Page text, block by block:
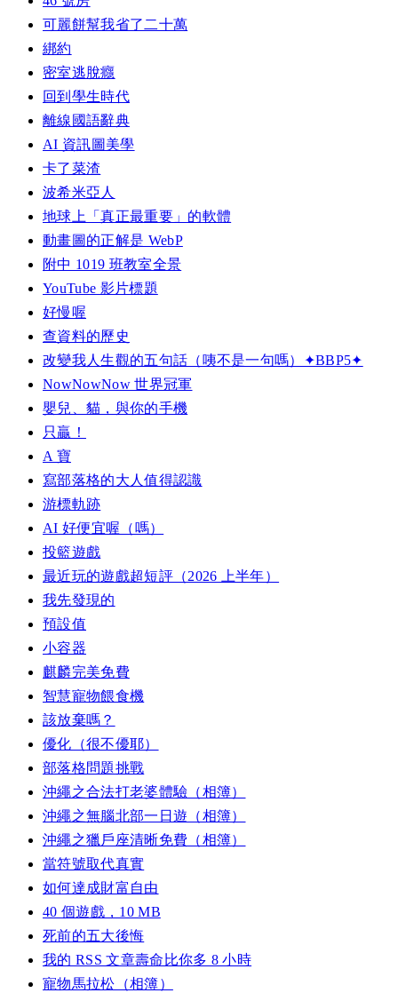
可麗餅幫我省了二十萬
綁約
密室逃脫癮
回到學生時代
離線國語辭典
AI 資訊圖美學
卡了菜渣
波希米亞人
地球上「真正最重要」的軟體
動畫圖的正解是 WebP
附中 1019 班教室全景
YouTube 影片標題
好慢喔
查資料的歷史
改變我人生觀的五句話（咦不是一句嗎）✦BBP5✦
NowNowNow 世界冠軍
嬰兒、貓，與你的手機
只贏！
A 寶
寫部落格的大人值得認識
游標軌跡
AI 好便宜喔（嗎）
投籃遊戲
最近玩的遊戲超短評（2026 上半年）
我先發現的
預設值
小容器
麒麟完美免費
智慧寵物餵食機
該放棄嗎？
優化（很不優耶）
部落格問題挑戰
沖繩之合法打老婆體驗（相簿）
沖繩之無腦北部一日遊（相簿）
沖繩之獵戶座清晰免費（相簿）
當符號取代真實
如何達成財富自由
40 個遊戲，10 MB
死前的五大後悔
我的 RSS 文章壽命比你多 8 小時
寵物馬拉松（相簿）